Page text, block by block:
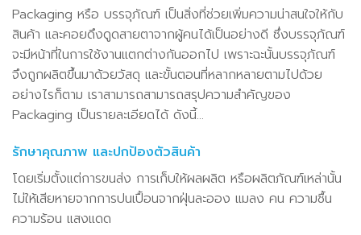
Packaging หรือ บรรจุภัณฑ์ เป็นสิ่งที่ช่วยเพิ่มความน่าสนใจให้กับ
สินค้า และคอยดึงดูดสายตาจากผู้คนได้เป็นอย่างดี ซึ่งบรรจุภัณฑ์
จะมีหน้าที่ในการใช้งานแตกต่างกันออกไป เพราะฉะนั้นบรรจุภัณฑ์
จึงถูกผลิตขึ้นมาด้วยวัสดุ และขั้นตอนที่หลากหลายตามไปด้วย
อย่างไรก็ตาม เราสามารถสามารถสรุปความสำคัญของ
Packaging เป็นรายละเอียดได้ ดังนี้…
รักษาคุณภาพ และปกป้องตัวสินค้า
โดยเริ่มตั้งแต่การขนส่ง การเก็บให้ผลผลิต หรือผลิตภัณฑ์เหล่านั้น
ไม่ให้เสียหายจากการปนเปื้อนจากฝุ่นละออง แมลง คน ความชื้น
ความร้อน แสงแดด